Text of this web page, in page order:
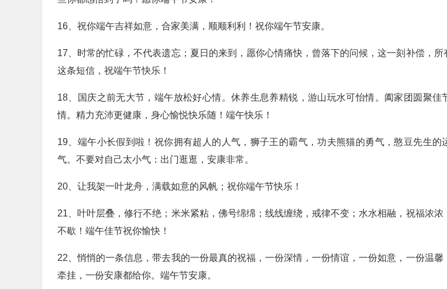
16、祝你端午吉祥如意，合家美满，顺顺利利！祝你端午节安康。
17、时常的忙碌，不代表遗忘；夏日的来到，愿你心情痛快，曾落下的问候，这一刻补偿，所
这条短信，祝端午节快乐！
18、国庆之前无大节，端午放松好心情。休养生息养精锐，游山玩水可怡情。阖家团圆聚佳
情。精力充沛更健康，身心愉悦快乐随！端午快乐！
19、端午小长假到啦！祝你拥有超人的人气，狮子王的霸气，功夫熊猫的勇气，憨豆先生的
气。不要对自己太小气：出门逛逛，安康非常。
20、让我架一叶龙舟，满载如意的风帆；祝你端午节快乐！
21、叶叶层叠，修行不绝；米米紧粘，佛号绵绵；线线缠绕，戒律不变；水水相融，祝福浓浓
不歇！端午佳节祝你愉快！
22、悄悄的一条信息，带去我的一份最真的祝福，一份深情，一份情谊，一份如意，一份温馨
牵挂，一份安康都给你。端午节安康。